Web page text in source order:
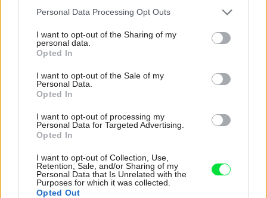
Please note that this website/app uses one or more Google
not limited to your visit or usage behaviour. You may click to
grant or deny consent to Google and its third-party tags to
use your data for below specified purposes in below Google
consent section.
Personal Data Processing Opt Outs
I want to opt-out of the Sharing of my
personal data.
Opted In
I want to opt-out of the Sale of my
Personal Data.
Opted In
I want to opt-out of processing my
Personal Data for Targeted Advertising.
Opted In
I want to opt-out of Collection, Use,
Retention, Sale, and/or Sharing of my
Personal Data that Is Unrelated with the
Purposes for which it was collected.
Opted Out
preto sa využil výklenok v chodbe a všetko sa schovalo
za posuvné zrkadlové dvere. Koniec našej návštevy patrí
veľkorysej kúpeľni s trendovo poňatou samostatne
a dojem intímneho prostredia. Požiadavku na maximálne
pohodlie zhmotňuje špeciálna televízia, ktorá znáša vlhké
prostredie.